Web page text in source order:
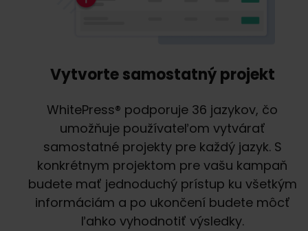
Vytvorte samostatný projekt
WhitePress® podporuje 36 jazykov, čo
umožňuje používateľom vytvárať
samostatné projekty pre každý jazyk. S
konkrétnym projektom pre vašu kampaň
budete mať jednoduchý prístup ku všetkým
informáciám a po ukončení budete môcť
ľahko vyhodnotiť výsledky.